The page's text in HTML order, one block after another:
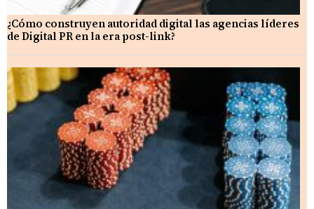
¿Cómo construyen autoridad digital las agencias líderes
de Digital PR en la era post-link?